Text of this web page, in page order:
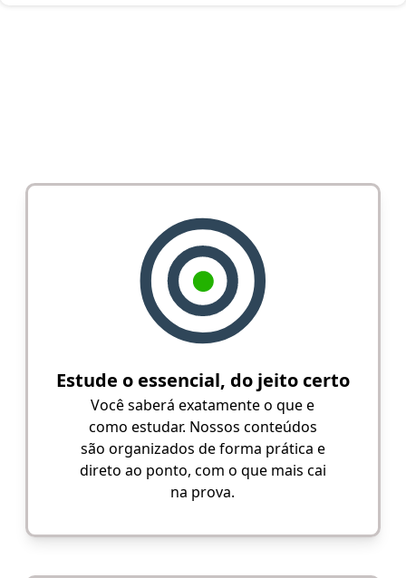
Estude o essencial, do jeito certo
Você saberá exatamente o que e
como estudar. Nossos conteúdos
são organizados de forma prática e
direto ao ponto, com o que mais cai
na prova.